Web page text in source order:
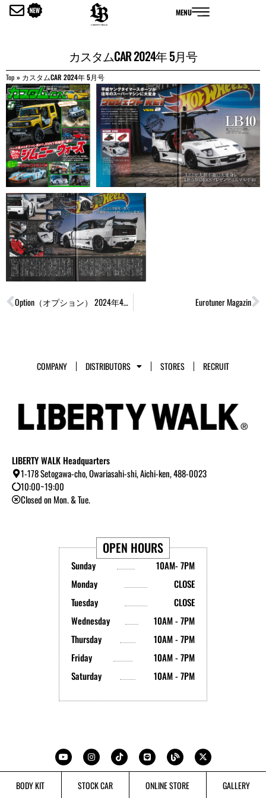
ッ
プ
MENU
カスタムCAR 2024年 5月号
Top » カスタムCAR 2024年 5月号
Prev Option（オプション） 2024年4月号 Eurotuner Magazin
COMPANY DISTRIBUTORS STORES RECRUIT
LIBERTY WALK Headquarters
1-178 Setogawa-cho, Owariasahi-shi, Aichi-ken, 488-0023
10:00~19:00
Closed on Mon. & Tue.
OPEN HOURS
Sunday
10AM- 7PM
Monday
CLOSE
Tuesday
CLOSE
Wednesday
10AM - 7PM
Thursday
10AM - 7PM
Friday
10AM - 7PM
Saturday
10AM - 7PM
o
u
t
u
n
s
t
a
g
r
i
k
t
o
i
n
e
l
o
g
-
t
w
i
BODY KIT STOCK CAR ONLINE STORE GALLERY